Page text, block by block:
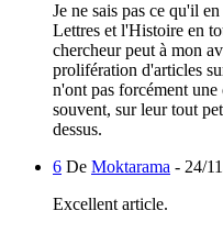
Je ne sais pas ce qu'il
Lettres et l'Histoire en
chercheur peut à mon
prolifération d'articles
n'ont pas forcément une
souvent, sur leur tout
dessus.
6 De Moktarama - 24/
Excellent article.